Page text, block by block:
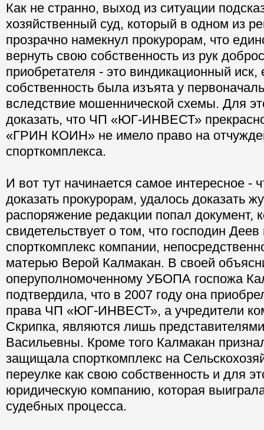
Как не странно, выход из ситуации
хозяйственный суд, который в одном из
прозрачно намекнул прокурорам, что
вернуть свою собственность из рук
приобретателя - это виндикационный иск,
собственность была изъята у
вследствие мошеннической схемы. Для
доказать, что ЧП «ЮГ-ИНВЕСТ»
«ГРИН КОИН» не имело право на
спорткомплекса.
И вот тут начинается самое интересное -
доказать прокурорам, удалось доказать
распоряжение редакции попал документ,
свидетельствует о том, что господин
спорткомплекс компании,
матерью Верой Калмакан. В своей
оперуполномоченному УБОПА госпожа
подтвердила, что в 2007 году она
права ЧП «ЮГ-ИНВЕСТ», а учредители
Скрипка, являются лишь
Васильевны. Кроме того Калмакан
защищала спорткомплекс на
переулке как свою собственность и для
юридическую компанию, которая
судебных процесса.